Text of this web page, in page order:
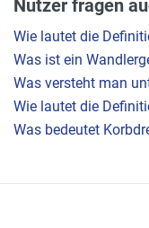
Nutzer fragen
Wie lautet die
Was ist ein
Was versteht man
Wie lautet die
Was bedeutet